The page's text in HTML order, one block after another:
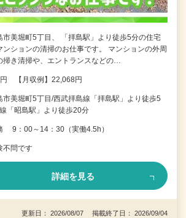
市美堀町5丁目、 「拝島駅」より徒歩5分の住宅
ンションの清掃のお仕事です。 マンションの外周
掃き清掃や、エントランスなどの…
【月収例】22,068円
市美堀町5丁目/西武拝島線「拝島駅」より徒歩5
「昭島駅」より徒歩20分
9：00～14：30（実働4.5h）
不問です
詳細を見る
更新日： 2026/08/07 掲載終了日： 2026/09/04